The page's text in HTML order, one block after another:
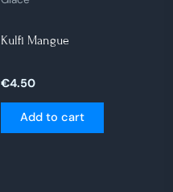
Kulfi Mangue
€4.50
Add to cart